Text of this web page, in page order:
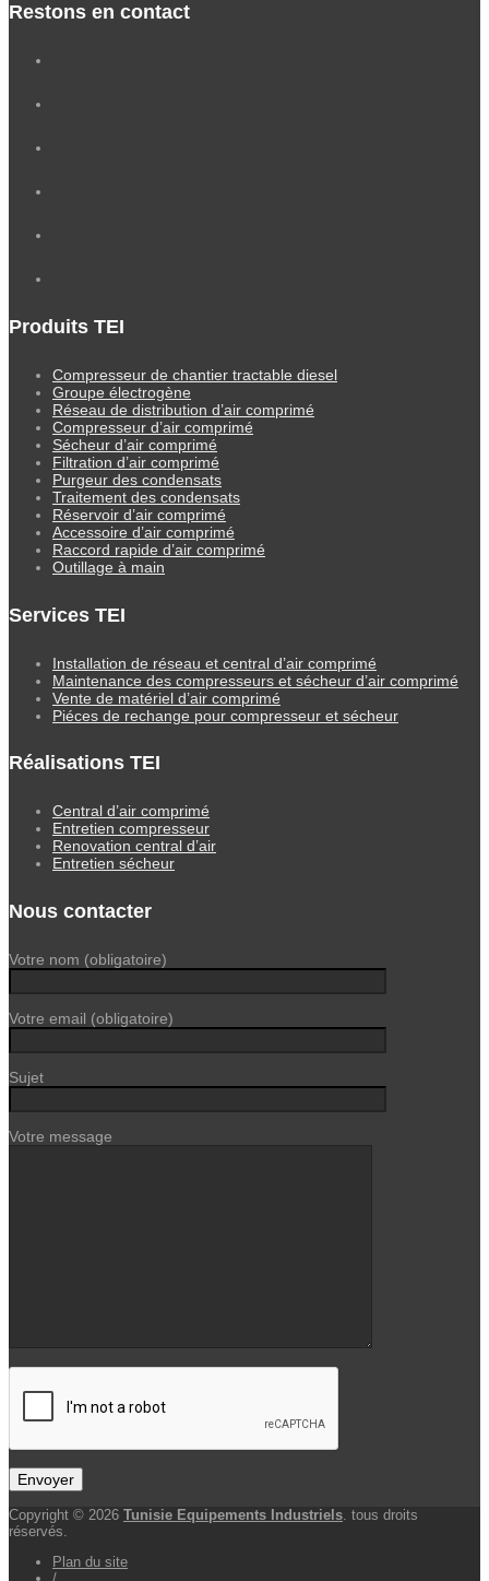
Restons en contact
Produits TEI
Compresseur de chantier tractable diesel
Groupe électrogène
Réseau de distribution d’air comprimé
Compresseur d’air comprimé
Sécheur d’air comprimé
Filtration d’air comprimé
Purgeur des condensats
Traitement des condensats
Réservoir d’air comprimé
Accessoire d’air comprimé
Raccord rapide d’air comprimé
Outillage à main
Services TEI
Installation de réseau et central d’air comprimé
Maintenance des compresseurs et sécheur d’air comprimé
Vente de matériel d’air comprimé
Piéces de rechange pour compresseur et sécheur
Réalisations TEI
Central d’air comprimé
Entretien compresseur
Renovation central d’air
Entretien sécheur
Nous contacter
Votre nom (obligatoire)
Votre email (obligatoire)
Sujet
Votre message
Copyright © 2026 Tunisie Equipements Industriels. tous droits
réservés.
Plan du site